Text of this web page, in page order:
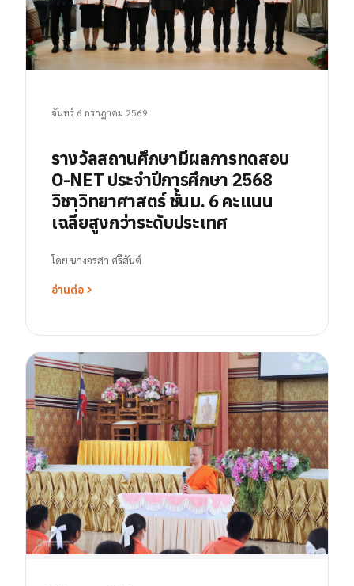
จันทร์ 6 กรกฎาคม 2569
รางวัลสถานศึกษามีผลการทดสอบ
O-NET ประจำปีการศึกษา 2568
วิชาวิทยาศาสตร์ ชั้นม. 6 คะแนน
เฉลี่ยสูงกว่าระดับประเทศ
โดย นางอรสา ศรีสันต์
อ่านต่อ